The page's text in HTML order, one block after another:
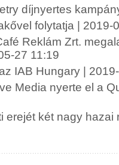
díjnyertes
folytatja | 2019-
Reklám Zrt.
27 11:19
IAB Hungary |
Media nyerte el a
erejét két nagy hazai